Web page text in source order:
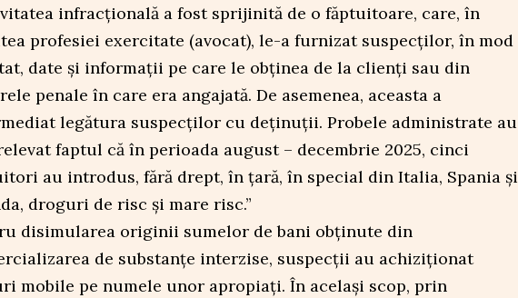
infracțională a fost sprijinită de o făptuitoare, care, în
profesiei exercitate (avocat), le-a furnizat suspecților, în mod
date și informații pe care le obținea de la clienți sau din
penale în care era angajată. De asemenea, aceasta a
legătura suspecților cu deținuții. Probele administrate au
faptul că în perioada august – decembrie 2025, cinci
au introdus, fără drept, în țară, în special din Italia, Spania și
droguri de risc și mare risc.”
disimularea originii sumelor de bani obținute din
de substanțe interzise, suspecții au achiziționat
mobile pe numele unor apropiați. În același scop, prin